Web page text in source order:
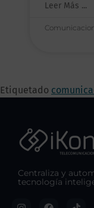
Leer Más ...
Etiquetado
Centraliza y
tecnología